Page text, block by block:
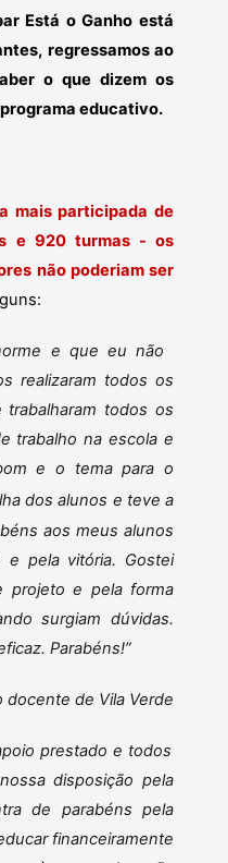
Está o Ganho está
regressamos ao
o que dizem os
educativo.
mais participada de
e 920 turmas - os
não poderiam ser
e que eu não
realizaram todos os
todos os
trabalho na escola e
e o tema para o
dos alunos e teve a
aos meus alunos
e pela vitória. Gostei
projeto e pela forma
surgiam dúvidas.
Parabéns!”
docente de Vila Verde
prestado e todos
disposição pela
de parabéns pela
financeiramente